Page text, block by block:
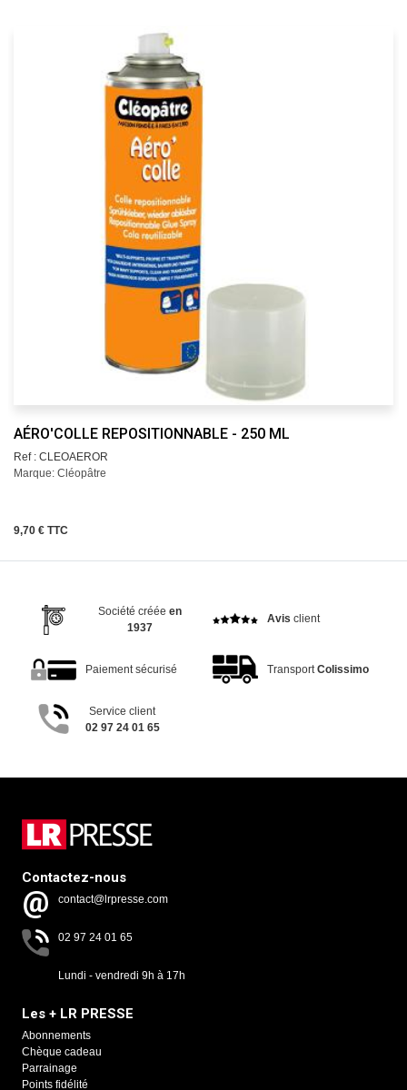
AÉRO'COLLE REPOSITIONNABLE - 250 ML
Ref : CLEOAEROR
Marque: Cléopâtre
9,70 € TTC
Société créée en
1937
Avis client
Paiement sécurisé TransportColissimo
Service client
02 97 24 01 65
Contactez-nous
contact@lrpresse.com
02 97 24 01 65
Lundi - vendredi 9h à 17h
Les + LR PRESSE
Abonnements
Chèque cadeau
Parrainage
Points fidélité